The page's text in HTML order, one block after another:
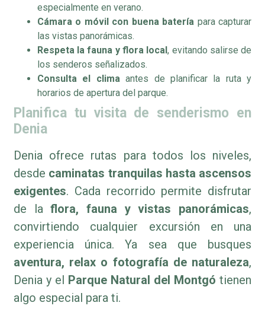
especialmente en verano.
Cámara o móvil con buena batería para capturar
las vistas panorámicas.
Respeta la fauna y flora local, evitando salirse de
los senderos señalizados.
Consulta el climaantes de planificar la ruta y
horarios de apertura del parque.
Planifica tu visita de senderismo en
Denia
Denia ofrece rutas para todos los niveles,
desde caminatas tranquilas hasta ascensos
exigentes. Cada recorrido permite disfrutar
de laflora, fauna y vistas panorámicas,
convirtiendo cualquier excursión en una
experiencia única. Ya sea que busques
aventura, relax o fotografía de naturaleza,
Denia y el Parque Natural del Montgó tienen
algo especial para ti.